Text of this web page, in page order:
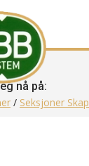
nå på:
/ Seksjoner Skap